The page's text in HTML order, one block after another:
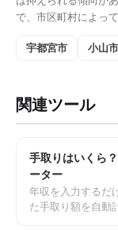
で、市区町村によっ
宇都宮市 小山市
関連ツール
手取りはいくら
ーター
年収を入力するだ
た手取り額を自動